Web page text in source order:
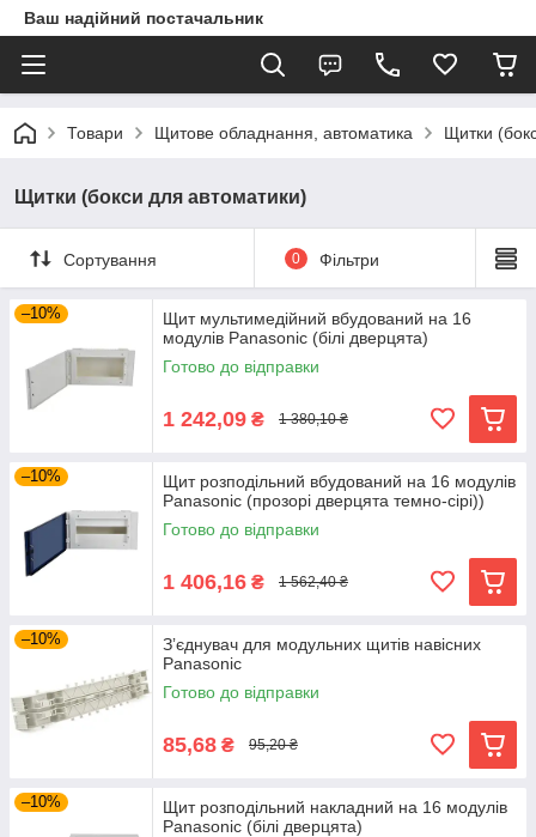
Ваш надійний постачальник
Товари Щитове обладнання, автоматика Щитки
Щитки (бокси для автоматики)
Сортування 0 Фільтри
–10%
Щит мультимедійний вбудований на 16
модулів Panasonic (білі дверцята)
Готово до відправки
1 242,09 ₴ 1 380,10 ₴
–10%
Щит розподільний вбудований на 16 модулів
Panasonic (прозорі дверцята темно-сірі))
Готово до відправки
1 406,16 ₴ 1 562,40 ₴
–10%
Зʼєднувач для модульних щитів навісних
Panasonic
Готово до відправки
85,68 ₴ 95,20 ₴
–10%
Щит розподільний накладний на 16 модулів
Panasonic (білі дверцята)